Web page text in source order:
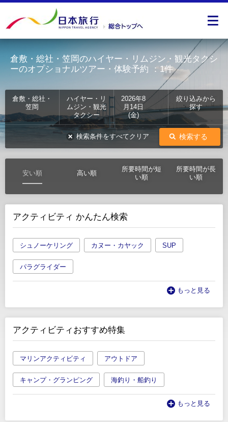
倉敷・総社・笠岡のハイヤー・リムジン・観光タクシ
ーのオプショナルツアー・体験予約 ：1件
倉敷・総社・
笠岡
ハイヤー・リ
ムジン・観光
タクシー
2026年8
月14日
(金)
絞り込みから
探す
検索する
検索条件をすべてクリア
安い順 高い順
所要時間が短
い順
所要時間が長
い順
アクティビティ かんたん検索
シュノーケリング カヌー・カヤック SUP
パラグライダー
もっと見る
アクティビティおすすめ特集
マリンアクティビティ アウトドア
キャンプ・グランピング 海釣り・船釣り
もっと見る